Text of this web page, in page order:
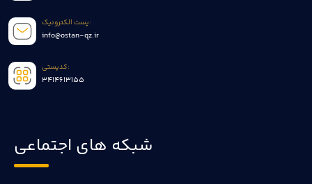
پست الکترونیک:
info@ostan-qz.ir
کدپستی:
3414613155
شبکه های اجتماعی